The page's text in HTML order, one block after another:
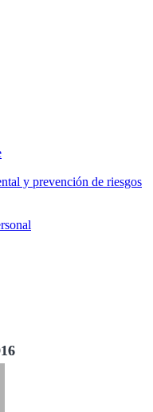
y prevención de riesgos